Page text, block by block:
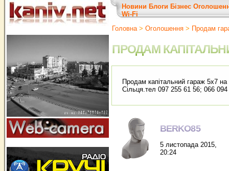
Новини Блоги Бізнес
Wi-Fi
Головна> Оголошення > Продам
ПРОДАМ
Продам капітальний гараж 5х7 на
Сільця.тел 097 255 61 56; 066
BERKO85
5 листопада 2015,
20:24